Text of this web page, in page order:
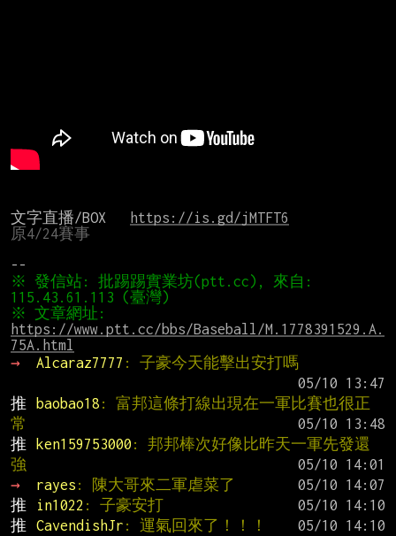
文字直播/BOX
https://is.gd/jMTFT6
原4/24賽事
※ 發信站: 批踢踢實業坊(ptt.cc), 來自:
https://www.ptt.cc/bbs/Baseball/M.1778391529.A.
75A.html
→
Alcaraz7777 : 子豪今天能擊出安打嗎
推
baobao18 : 富邦這條打線出現在一軍比賽也很正
常
推
ken159753000 : 邦邦棒次好像比昨天一軍先發還
強
→
rayes : 陳大哥來二軍虐菜了
推
in1022 : 子豪安打
推
CavendishJr : 運氣回來了！！！